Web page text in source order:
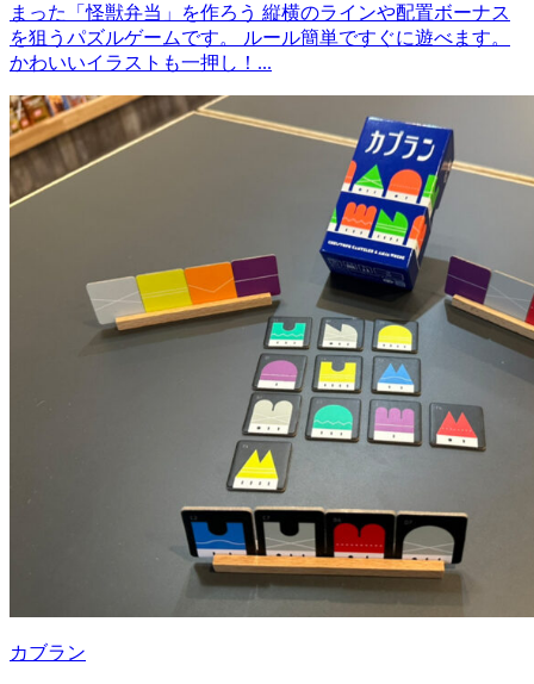
まった「怪獣弁当」を作ろう 縦横のラインや配置ボーナス
を狙うパズルゲームです。 ルール簡単ですぐに遊べます。
かわいいイラストも一押し！...
カブラン